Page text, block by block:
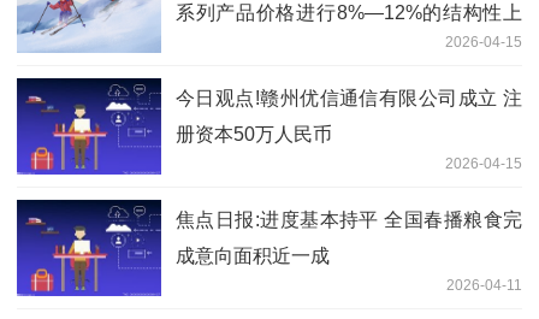
系列产品价格进行8%—12%的结构性上
2026-04-15
今日观点!赣州优信通信有限公司成立 注
册资本50万人民币
2026-04-15
焦点日报:进度基本持平 全国春播粮食完
成意向面积近一成
2026-04-11